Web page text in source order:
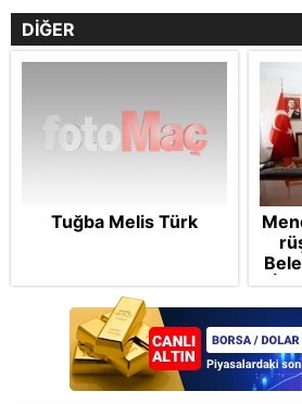
DİĞER
Tuğba Melis Türk